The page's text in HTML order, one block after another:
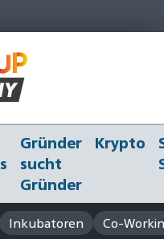
Gründer
sucht
Gründer
Krypto
Inkubatoren Co-